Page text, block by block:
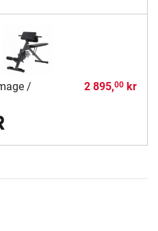
/
2 895,00kr